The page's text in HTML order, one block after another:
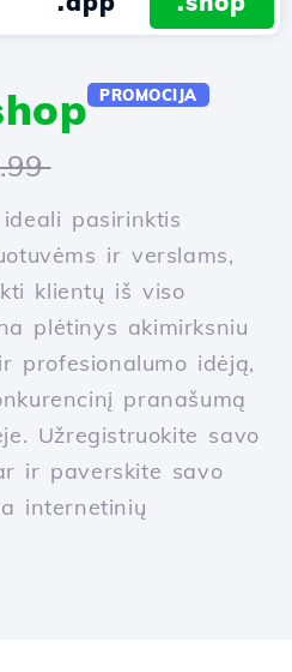
PROMOCIJA
pasirinktis
ir verslams,
klientų iš viso
plėtinys akimirksniu
profesionalumo idėją,
pranašumą
Užregistruokite savo
ir paverskite savo
internetinių